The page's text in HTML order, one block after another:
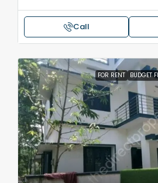
Call
FOR RENT BUDGET